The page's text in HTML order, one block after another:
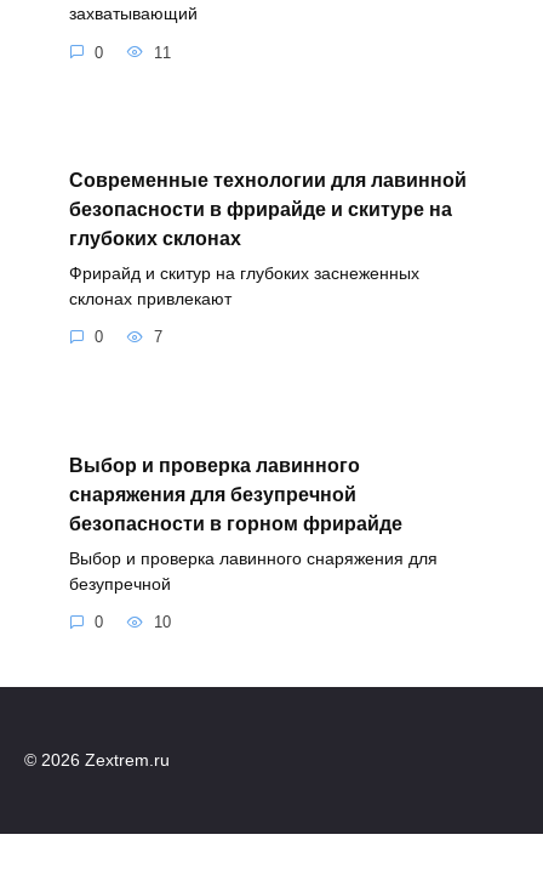
захватывающий
0 11
Современные технологии для лавинной
безопасности в фрирайде и скитуре на
глубоких склонах
Фрирайд и скитур на глубоких заснеженных
склонах привлекают
0 7
Выбор и проверка лавинного
снаряжения для безупречной
безопасности в горном фрирайде
Выбор и проверка лавинного снаряжения для
безупречной
0 10
© 2026 Zextrem.ru